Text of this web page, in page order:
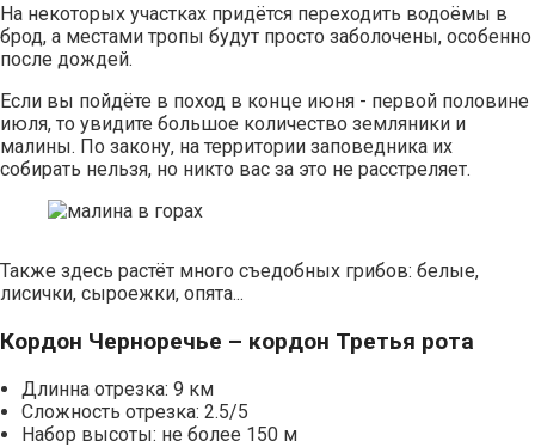
На некоторых участках придётся переходить водоёмы в
брод, а местами тропы будут просто заболочены, особенно
после дождей.
Если вы пойдёте в поход в конце июня - первой половине
июля, то увидите большое количество земляники и
малины. По закону, на территории заповедника их
собирать нельзя, но никто вас за это не расстреляет.
Также здесь растёт много съедобных грибов: белые,
лисички, сыроежки, опята...
Кордон Черноречье – кордон Третья рота
Длинна отрезка: 9 км
Сложность отрезка: 2.5/5
Набор высоты: не более 150 м